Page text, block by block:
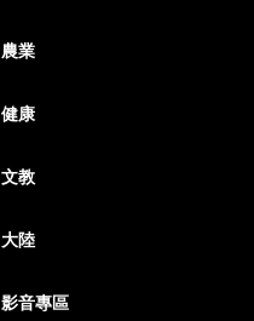
農業
健康
文教
大陸
影音專區